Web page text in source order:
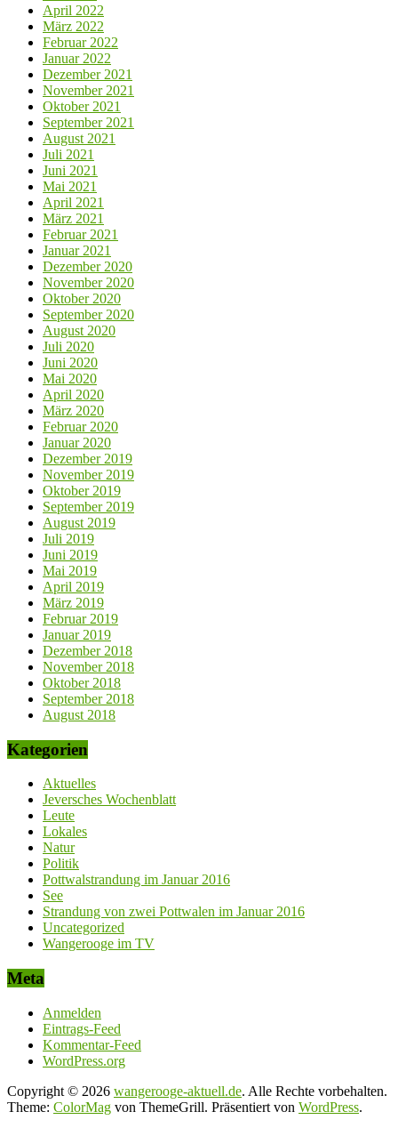
April 2022
März 2022
Februar 2022
Januar 2022
Dezember 2021
November 2021
Oktober 2021
September 2021
August 2021
Juli 2021
Juni 2021
Mai 2021
April 2021
März 2021
Februar 2021
Januar 2021
Dezember 2020
November 2020
Oktober 2020
September 2020
August 2020
Juli 2020
Juni 2020
Mai 2020
April 2020
März 2020
Februar 2020
Januar 2020
Dezember 2019
November 2019
Oktober 2019
September 2019
August 2019
Juli 2019
Juni 2019
Mai 2019
April 2019
März 2019
Februar 2019
Januar 2019
Dezember 2018
November 2018
Oktober 2018
September 2018
August 2018
Kategorien
Aktuelles
Jeversches Wochenblatt
Leute
Lokales
Natur
Politik
Pottwalstrandung im Januar 2016
See
Strandung von zwei Pottwalen im Januar 2016
Uncategorized
Wangerooge im TV
Meta
Anmelden
Eintrags-Feed
Kommentar-Feed
WordPress.org
Copyright © 2026 wangerooge-aktuell.de. Alle Rechte vorbehalten.
Theme: ColorMag von ThemeGrill. Präsentiert von WordPress.